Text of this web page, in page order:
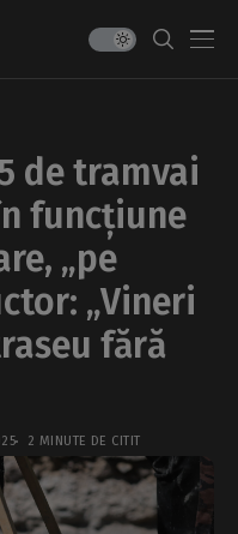
de tramvai
funcțiune
„pe
„Vineri
fără
2 MINUTE DE CITIT